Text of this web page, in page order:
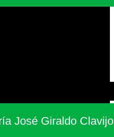
José Giraldo Clavijo